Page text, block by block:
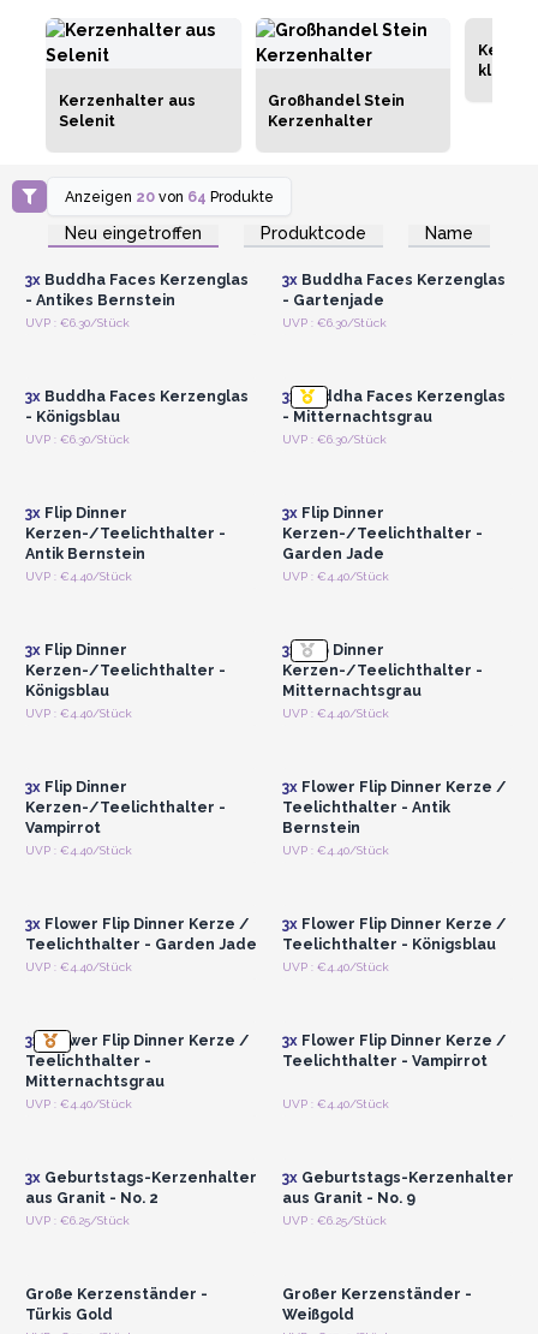
Kerzenhalter aus
Selenit
Großhandel Stein
Kerzenhalter
kleiner
Anzeigen 20 von 64 Produkte
Neu eingetroffen Produktcode Name
Anmelden oder
Registrieren für
Großhandelspreise
3xBuddha Faces Kerzenglas
- Antikes Bernstein
UVP : €6.30/Stück
Registrieren für
Großhandelspreise
3xBuddha Faces Kerzenglas
- Gartenjade
UVP : €6.30/Stück
Anmelden oder
3xBuddha Faces Kerzenglas
- Königsblau
UVP : €6.30/Stück
Anmelden oder
3x Buddha Faces Kerzenglas
- Mitternachtsgrau
UVP : €6.30/Stück
Anmelden oder
3xFlip Dinner
Kerzen-/Teelichthalter -
Antik Bernstein
UVP : €4.40/Stück
Anmelden oder
3xFlip Dinner
Kerzen-/Teelichthalter -
Garden Jade
UVP : €4.40/Stück
Anmelden oder
3xFlip Dinner
Kerzen-/Teelichthalter -
Königsblau
UVP : €4.40/Stück
Anmelden oder
3x Flip Dinner
Kerzen-/Teelichthalter -
Mitternachtsgrau
UVP : €4.40/Stück
Anmelden oder
3xFlip Dinner
Kerzen-/Teelichthalter -
Vampirrot
UVP : €4.40/Stück
Anmelden oder
3xFlower Flip Dinner Kerze /
Teelichthalter - Antik
Bernstein
UVP : €4.40/Stück
Anmelden oder
3xFlower Flip Dinner Kerze /
Teelichthalter - Garden Jade
UVP : €4.40/Stück
Anmelden oder
3xFlower Flip Dinner Kerze /
Teelichthalter - Königsblau
UVP : €4.40/Stück
Anmelden oder
3x Flower Flip Dinner Kerze /
Teelichthalter -
Mitternachtsgrau
UVP : €4.40/Stück
Anmelden oder
3xFlower Flip Dinner Kerze /
Teelichthalter - Vampirrot
UVP : €4.40/Stück
Anmelden oder
3xGeburtstags-Kerzenhalter
aus Granit - No. 2
UVP : €6.25/Stück
Anmelden oder
3xGeburtstags-Kerzenhalter
aus Granit - No. 9
UVP : €6.25/Stück
Anmelden oder
Große Kerzenständer -
Türkis Gold
Anmelden oder
Großer Kerzenständer -
Weißgold